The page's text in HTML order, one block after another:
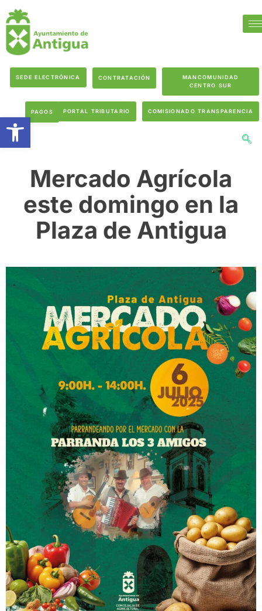
SEDE ELECTRÓNICA CONTRATACIÓN
MANCOMUNIDAD
CENTRO SUR
PAGOS PORTAL TRIBUTARIO COMISIONADO TRANSPARENCIA
Mercado Agrícola
este domingo en la
Plaza de Antigua
Abrir barra de herramientas